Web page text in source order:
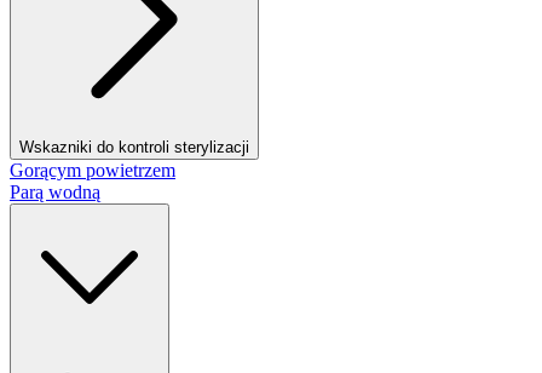
Wskazniki do kontroli sterylizacji
Gorącym powietrzem
Parą wodną